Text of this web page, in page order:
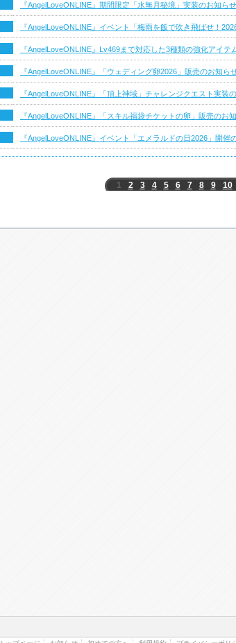
『AngelLoveONLINE』期間限定「水無月秘境」実装のお知らせ
『AngelLoveONLINE』イベント「梅雨を飯で吹き飛ばせ！
『AngelLoveONLINE』Lv469まで対応した3種類の強化アイテ
『AngelLoveONLINE』「ウェディング卵2026」販売のお知ら
『AngelLoveONLINE』「頂上神域」チャレンジクエスト実装
『AngelLoveONLINE』「スキル福袋チケットの卵」販売のお
『AngelLoveONLINE』イベント「エメラルドの日2026」開催
1 2 3 4 5 6 7 8 9 10